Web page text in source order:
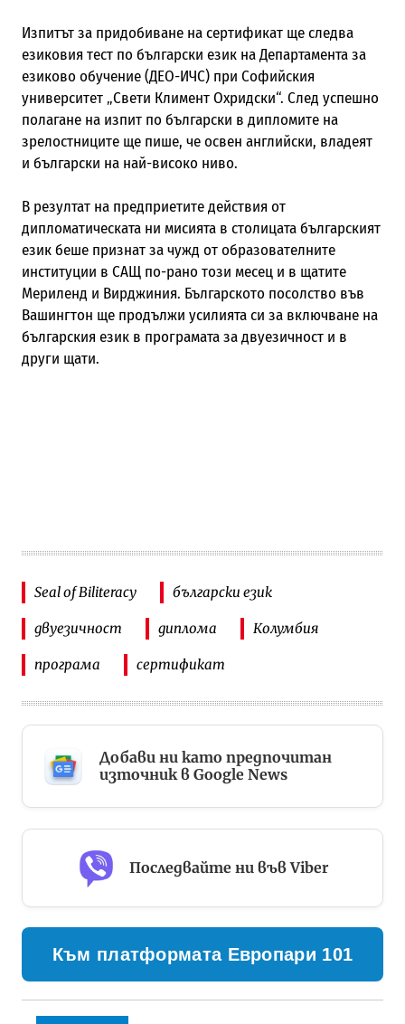
Изпитът за придобиване на сертификат ще следва
езиковия тест по български език на Департамента за
езиково обучение (ДЕО-ИЧС) при Софийския
университет „Свети Климент Охридски“. След успешно
полагане на изпит по български в дипломите на
зрелостниците ще пише, че освен английски, владеят
и български на най-високо ниво.
В резултат на предприетите действия от
дипломатическата ни мисията в столицата българският
език беше признат за чужд от образователните
институции в САЩ по-рано този месец и в щатите
Мериленд и Вирджиния. Българското посолство във
Вашингтон ще продължи усилията си за включване на
българския език в програмата за двуезичност и в
други щати.
Seal of Biliteracy български език
двуезичност диплома Колумбия
програма сертификат
Добави ни като предпочитан
източник в Google News
Последвайте ни във Viber
Към платформата Европари 101